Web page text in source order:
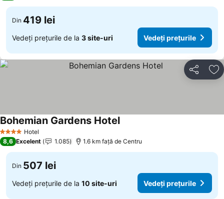
Din 419 lei
Vedeți prețurile de la 3 site-uri Vedeți prețurile
Distribuiți
4 Stele Hotel
Bohemian Gardens HotelVedeți prețurile
8,6 Excelent 1.085 1.6 km faţă de Centru
Din 507 lei
Vedeți prețurile de la 10 site-uri Vedeți prețurile